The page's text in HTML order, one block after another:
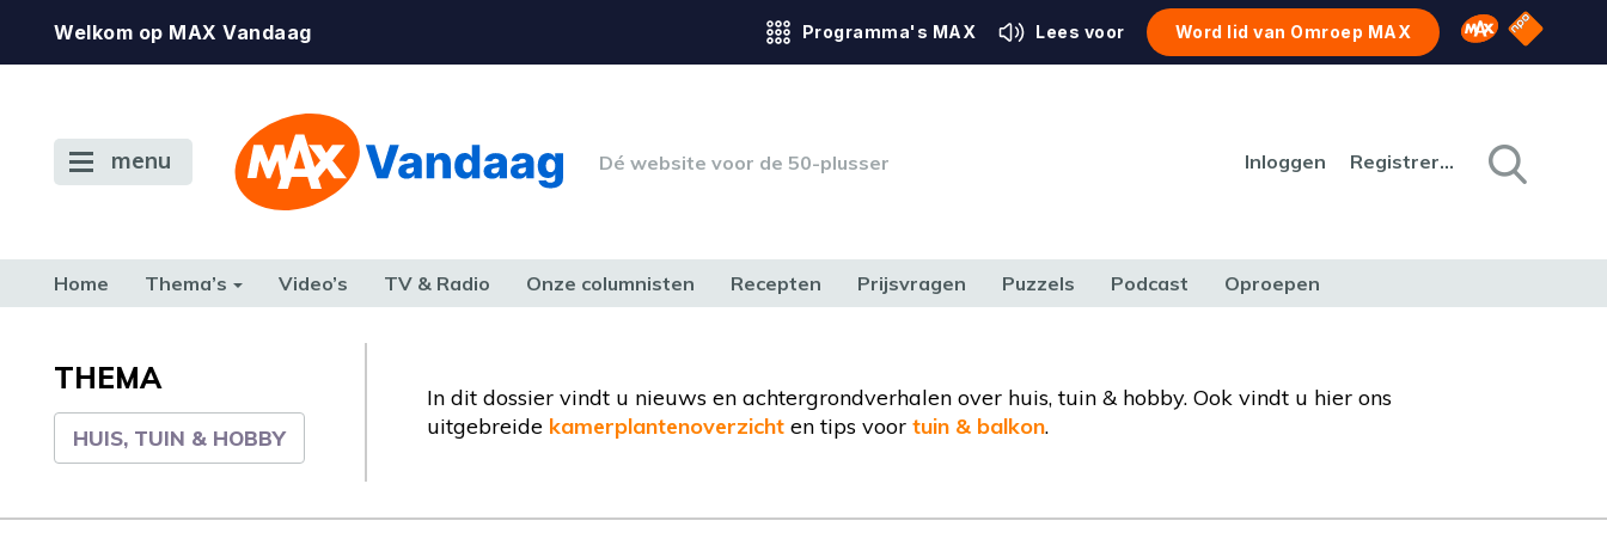
Welkom op MAX Vandaag Programma's MAX Lees voor Word lid van Omroep MAX Omroep MAX
NPO
menu Dé website voor de 50-plusser Inloggen Registreren
Home Thema’s Video’s TV & Radio Onze columnisten Recepten Prijsvragen Puzzels Podcast Oproepen
TERUG NAAR TOEN
THEMA
HUIS, TUIN & HOBBY
In dit dossier vindt u nieuws en achtergrondverhalen over huis, tuin & hobby. Ook vindt u hier ons
uitgebreide kamerplantenoverzicht en tips voor tuin & balkon.